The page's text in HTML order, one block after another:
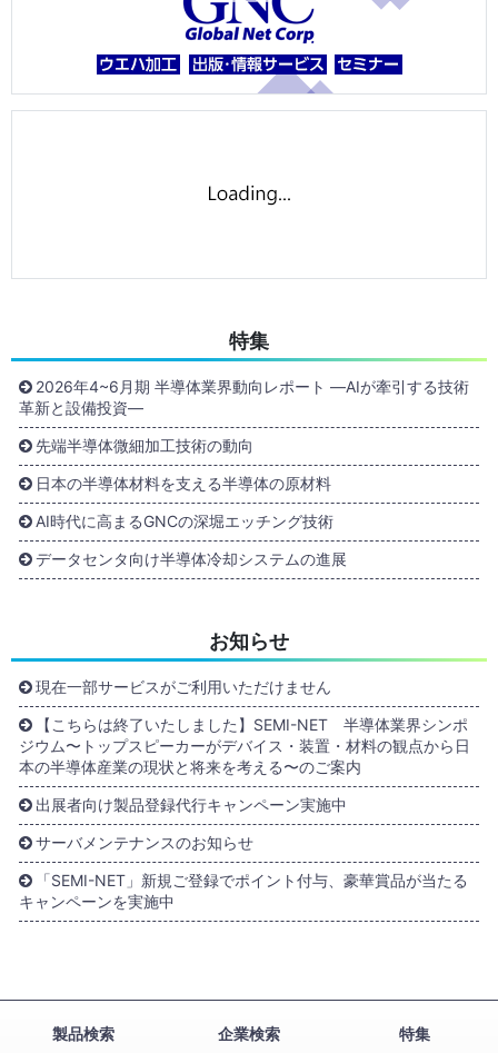
特集
2026年4~6月期 半導体業界動向レポート ―AIが牽引する技術
革新と設備投資―
先端半導体微細加工技術の動向
日本の半導体材料を支える半導体の原材料
AI時代に高まるGNCの深堀エッチング技術
データセンタ向け半導体冷却システムの進展
お知らせ
現在一部サービスがご利用いただけません
【こちらは終了いたしました】SEMI-NET 半導体業界シンポ
ジウム〜トップスピーカーがデバイス・装置・材料の観点から日
本の半導体産業の現状と将来を考える〜のご案内
出展者向け製品登録代行キャンペーン実施中
サーバメンテナンスのお知らせ
「SEMI-NET」新規ご登録でポイント付与、豪華賞品が当たる
キャンペーンを実施中
製品検索 企業検索 特集